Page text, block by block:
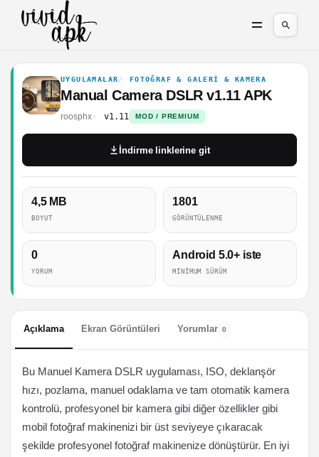
UYGULAMALAR FOTOĞRAF & GALERI & KAMERA
Manual Camera DSLR v1.11 APK
roosphx v1.11 MOD / PREMIUM
4,5 MB
BOYUT
1801
GÖRÜNTÜLENME
0
YORUM
Android 5.0+ iste
MINIMUM SÜRÜM
İndirme linklerine git
Açıklama Ekran Görüntüleri Yorumlar 0
Bu Manuel Kamera DSLR uygulaması, ISO, deklanşör
hızı, pozlama, manuel odaklama ve tam otomatik kamera
kontrolü, profesyonel bir kamera gibi diğer özellikler gibi
mobil fotoğraf makinenizi bir üst seviyeye çıkaracak
şekilde profesyonel fotoğraf makinenize dönüştürür. En iyi